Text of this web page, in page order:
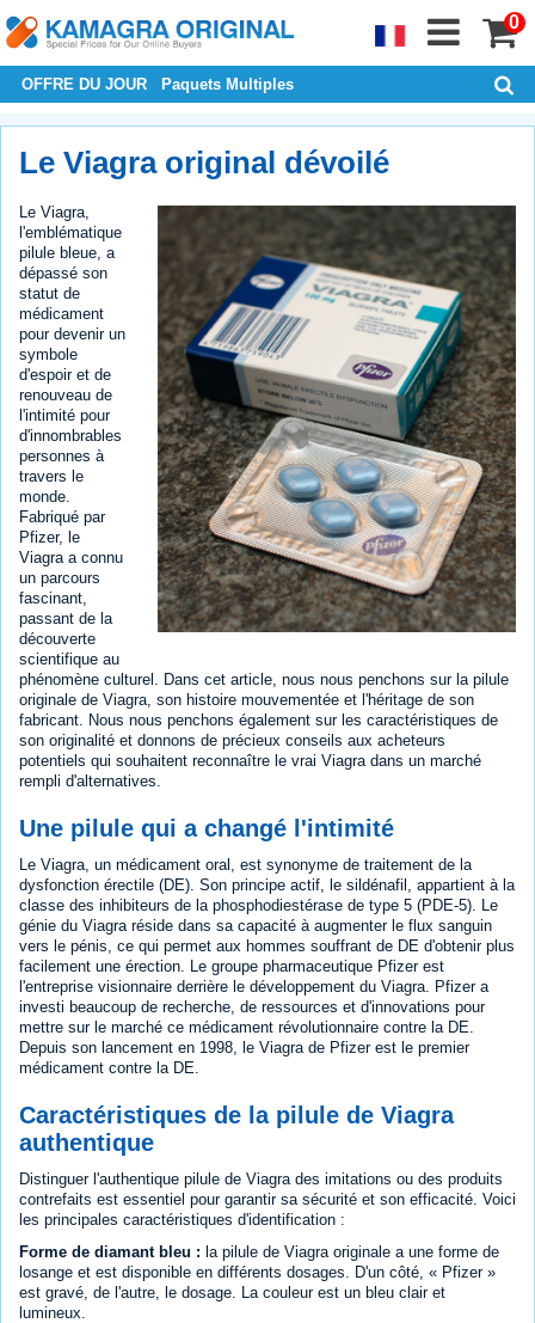
0
OFFRE DU JOUR Paquets Multiples
Le Viagra original dévoilé
Le Viagra,
l'emblématique
pilule bleue, a
dépassé son
statut de
médicament
pour devenir un
symbole
d'espoir et de
renouveau de
l'intimité pour
d'innombrables
personnes à
travers le
monde.
Fabriqué par
Pfizer, le
Viagra a connu
un parcours
fascinant,
passant de la
découverte
scientifique au
phénomène culturel. Dans cet article, nous nous penchons sur la pilule
originale de Viagra, son histoire mouvementée et l'héritage de son
fabricant. Nous nous penchons également sur les caractéristiques de
son originalité et donnons de précieux conseils aux acheteurs
potentiels qui souhaitent reconnaître le vrai Viagra dans un marché
rempli d'alternatives.
Une pilule qui a changé l'intimité
Le Viagra, un médicament oral, est synonyme de traitement de la
dysfonction érectile (DE). Son principe actif, le sildénafil, appartient à la
classe des inhibiteurs de la phosphodiestérase de type 5 (PDE-5). Le
génie du Viagra réside dans sa capacité à augmenter le flux sanguin
vers le pénis, ce qui permet aux hommes souffrant de DE d'obtenir plus
facilement une érection. Le groupe pharmaceutique Pfizer est
l'entreprise visionnaire derrière le développement du Viagra. Pfizer a
investi beaucoup de recherche, de ressources et d'innovations pour
mettre sur le marché ce médicament révolutionnaire contre la DE.
Depuis son lancement en 1998, le Viagra de Pfizer est le premier
médicament contre la DE.
Caractéristiques de la pilule de Viagra
authentique
Distinguer l'authentique pilule de Viagra des imitations ou des produits
contrefaits est essentiel pour garantir sa sécurité et son efficacité. Voici
les principales caractéristiques d'identification :
Forme de diamant bleu : la pilule de Viagra originale a une forme de
losange et est disponible en différents dosages. D'un côté, « Pfizer »
est gravé, de l'autre, le dosage. La couleur est un bleu clair et
lumineux.